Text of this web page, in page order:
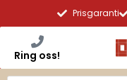
Prisgaranti
Ring oss!